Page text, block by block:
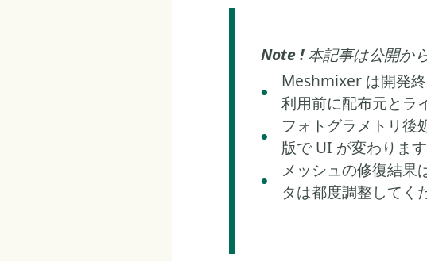
Note !本記事は公開か
Meshmixer は開発終
利用前に配布元とラ
フォトグラメトリ
版で UI が変わりま
メッシュの修復結果
タは都度調整してく